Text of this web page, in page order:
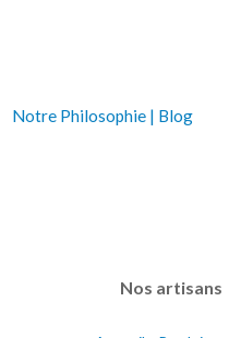
Nos artisans
Notre Philosophie | Blog